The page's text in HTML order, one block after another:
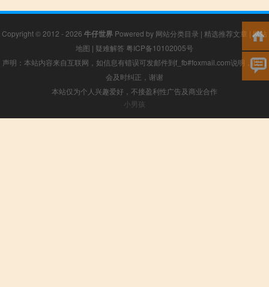
Copyright © 2012 - 2026 牛仔世界 Powered by 网站分类目录 | 精选推荐文章 |网站
地图 | 疑难解答 粤ICP备10102005号
声明：本站内容来自互联网，如信息有错误可发邮件到f_fb#foxmail.com说明，我们
会及时纠正，谢谢
本站仅为个人兴趣爱好，不接盈利性广告及商业合作
小男孩